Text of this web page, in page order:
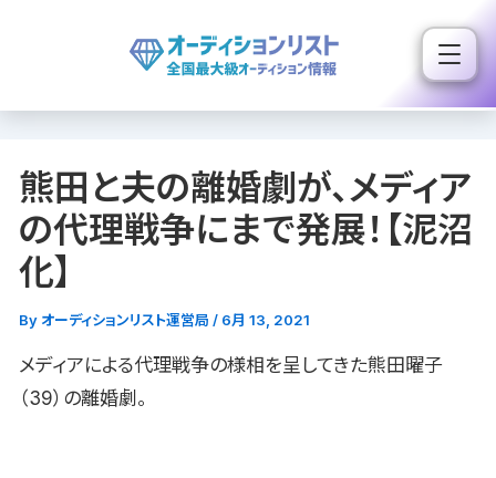
ス
熊田と夫の離婚劇が、メディア
の代理戦争にまで発展！【泥沼
化】
By オーディションリスト運営局 / 6月 13, 2021
メディアによる代理戦争の様相を呈してきた熊田曜子
（39）の離婚劇。